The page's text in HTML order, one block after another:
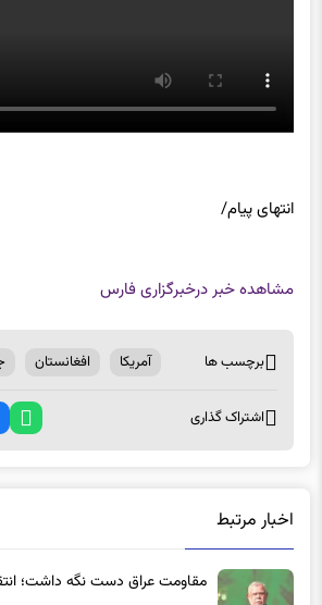
مقاومت عراق دست نگه داشت؛
تعویق افتاد!